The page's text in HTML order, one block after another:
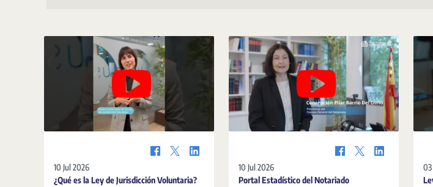
10 Jul 2026
¿Qué es la Ley de Jurisdicción Voluntaria?
10 Jul 2026
Portal Estadístico del Notariado